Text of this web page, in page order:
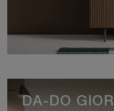
DA-DO